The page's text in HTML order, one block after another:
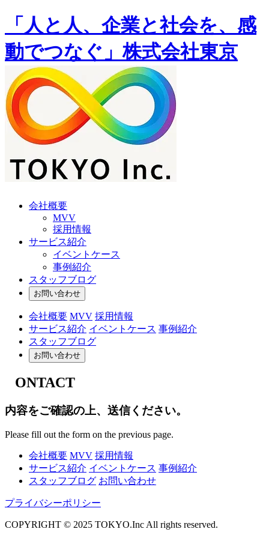
「人と人、企業と社会を、感
動でつなぐ」株式会社東京
会社概要
MVV
採用情報
サービス紹介
イベントケース
事例紹介
スタッフブログ
お問い合わせ
会社概要 MVV 採用情報
サービス紹介 イベントケース 事例紹介
スタッフブログ
お問い合わせ
ONTACT
内容をご確認の上、送信ください。
Please fill out the form on the previous page.
会社概要 MVV 採用情報
サービス紹介 イベントケース 事例紹介
スタッフブログ お問い合わせ
プライバシーポリシー
COPYRIGHT © 2025 TOKYO.Inc All rights reserved.